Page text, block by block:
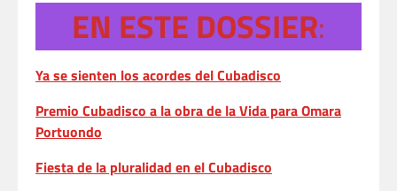
EN ESTE DOSSIER:
Ya se sienten los acordes del Cubadisco
Premio Cubadisco a la obra de la Vida para Omara
Portuondo
Fiesta de la pluralidad en el Cubadisco